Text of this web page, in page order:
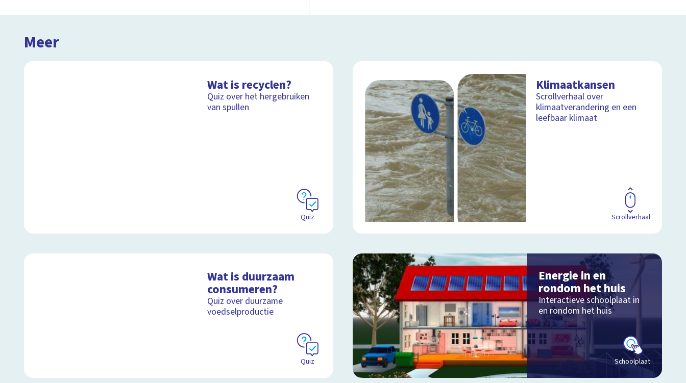
Meer
Wat is recyclen?
Quiz over het hergebruiken
van spullen
Quiz
Klimaatkansen
Scrollverhaal over
klimaatverandering en een
leefbaar klimaat
Scrollverhaal
Wat is duurzaam
consumeren?
Quiz over duurzame
voedselproductie
Quiz
Energie in en
rondom het huis
Interactieve schoolplaat in
en rondom het huis
Schoolplaat